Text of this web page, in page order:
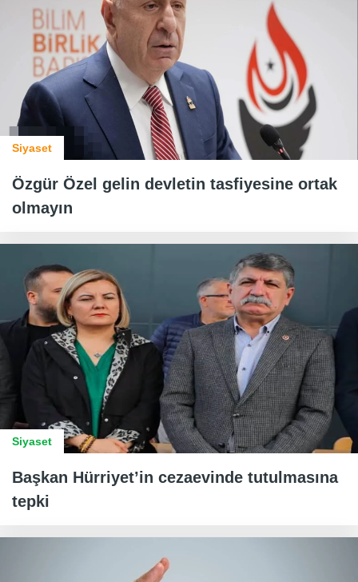
Siyaset
Özgür Özel gelin devletin tasfiyesine ortak
olmayın
Siyaset
Başkan Hürriyet’in cezaevinde tutulmasına
tepki